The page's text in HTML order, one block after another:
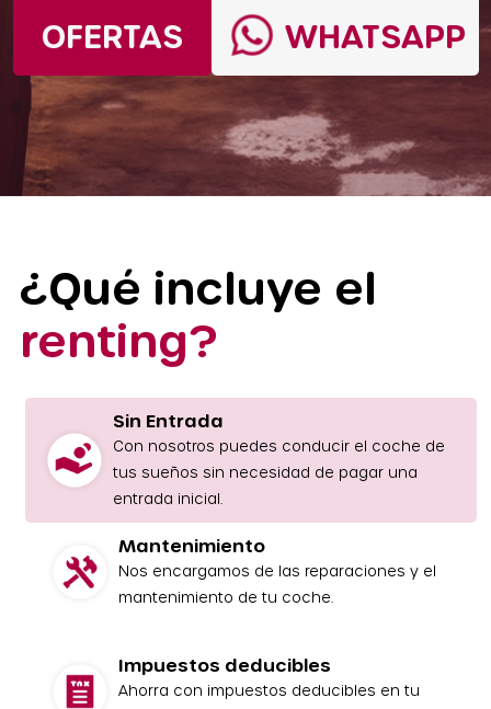
OFERTAS WHATSAPP
¿Qué incluye el
renting?
Sin Entrada
Con nosotros puedes conducir el coche de
tus sueños sin necesidad de pagar una
entrada inicial.
Mantenimiento
Nos encargamos de las reparaciones y el
mantenimiento de tu coche.
Impuestos deducibles
Ahorra con impuestos deducibles en tu